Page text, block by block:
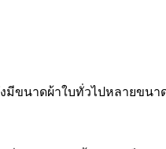
มีขนาดผ้าใบทั่วไปหลายขน